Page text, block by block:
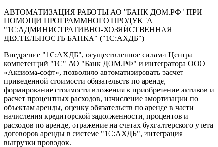
АВТОМАТИЗАЦИЯ РАБОТЫ АО "БАНК ДОМ.РФ" ПРИ
ПОМОЩИ ПРОГРАММНОГО ПРОДУКТА
"1С:АДМИНИСТРАТИВНО-ХОЗЯЙСТВЕННАЯ
ДЕЯТЕЛЬНОСТЬ БАНКА" ("1С:АХДБ").
Внедрение "1С:АХДБ", осуществленное силами Центра
компетенций "1С" АО "Банк ДОМ.РФ" и интегратора ООО
«Аксиома-софт», позволило автоматизировать расчет
приведенной стоимости обязательств по аренде,
формирование стоимости вложения в приобретение активов и
расчет процентных расходов, начисление амортизации по
объектам аренды, оценку обязательств по аренде в части
начисления кредиторской задолженности, процентов и
расходов по аренде, отражение на счетах бухгалтерского учета
договоров аренды в системе "1С:АХДБ", интеграция
выгрузки проводок.